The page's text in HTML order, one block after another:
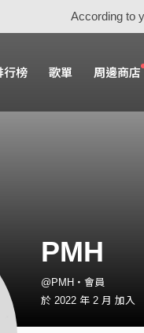
According to
行榜 歌單 周邊商店
PMH
@PMH・會員
於 2022 年 2 月 加入